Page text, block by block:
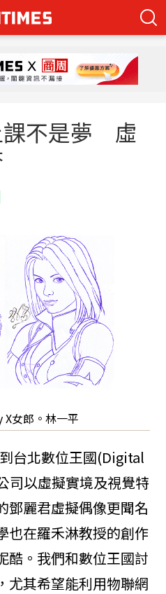
課不是夢 虛
X女郎。林一平
台北數位王國(Digital
司以虛擬實境及視覺特
鄧麗君虛擬偶像更聞名
也在羅禾淋教授的創作
酷。我們和數位王國討
尤其希望能利用物聯網